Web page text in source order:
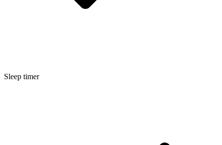
Sleep timer